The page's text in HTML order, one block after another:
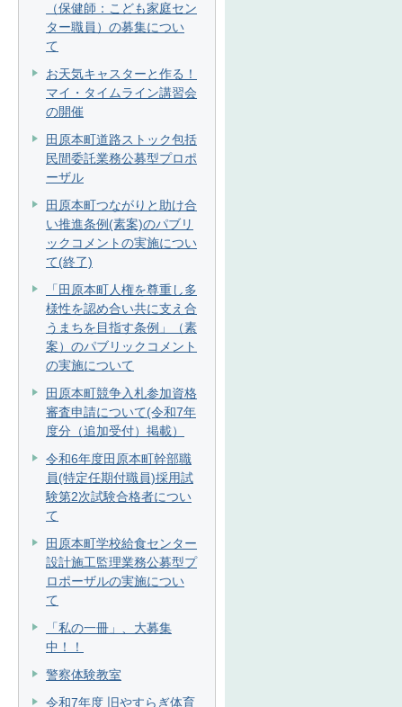
（保健師：こども家庭セン
ター職員）の募集につい
て
お天気キャスターと作る！
マイ・タイムライン講習会
の開催
田原本町道路ストック包括
民間委託業務公募型プロポ
ーザル
田原本町つながりと助け合
い推進条例(素案)のパブリ
ックコメントの実施につい
て(終了)
「田原本町人権を尊重し多
様性を認め合い共に支え合
うまちを目指す条例」（素
案）のパブリックコメント
の実施について
田原本町競争入札参加資格
審査申請について(令和7年
度分（追加受付）掲載）
令和6年度田原本町幹部職
員(特定任期付職員)採用試
験第2次試験合格者につい
て
田原本町学校給食センター
設計施工監理業務公募型プ
ロポーザルの実施につい
て
「私の一冊」、大募集
中！！
警察体験教室
令和7年度 旧やすらぎ体育